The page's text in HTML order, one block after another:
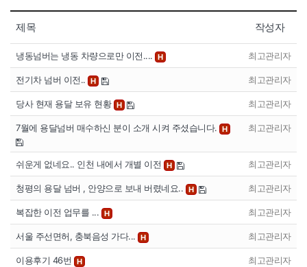
제목 작성자
냉동넘버는 냉동 차량으로만 이전.... H 최고관리자
전기차 넘버 이전.. H 최고관리자
당사 현재 용달 보유 현황 H 최고관리자
7월에 용달넘버 매수하신 분이 소개 시켜 주셨습니다. H 최고관리자
쉬운게 없네요.. 인천 내에서 개별 이전 H 최고관리자
청평의 용달 넘버 , 안양으로 보내 버렸네요.. H 최고관리자
복잡한 이전 업무를 ... H 최고관리자
서울 주선면허, 충북음성 가다... H 최고관리자
이용후기 46번 H 최고관리자